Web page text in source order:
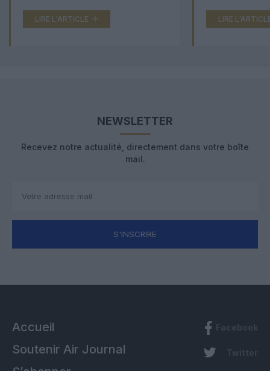
LIRE L'ARTICLE LIRE
NEWSLETTER
Recevez notre actualité, directement dans votre boîte
mail.
S'INSCRIRE
Accueil
Soutenir Air Journal